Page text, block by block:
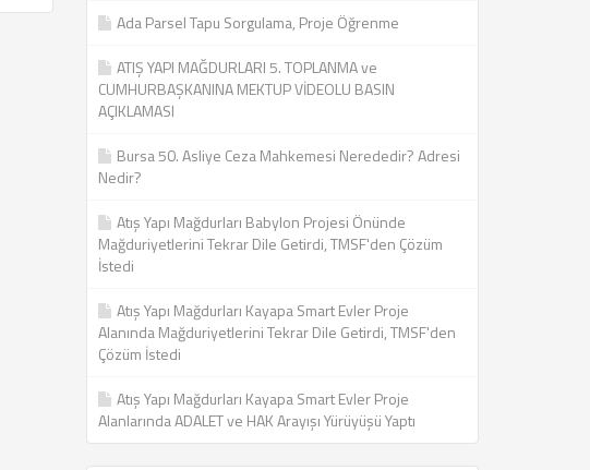
Ada Parsel Tapu Sorgulama, Proje Öğrenme
ATIŞ YAPI MAĞDURLARI 5. TOPLANMA ve
CUMHURBAŞKANINA MEKTUP VİDEOLU BASIN
AÇIKLAMASI
Bursa 50. Asliye Ceza Mahkemesi Nerededir? Adresi
Nedir?
Atış Yapı Mağdurları Babylon Projesi Önünde
Mağduriyetlerini Tekrar Dile Getirdi, TMSF'den Çözüm
İstedi
Atış Yapı Mağdurları Kayapa Smart Evler Proje
Alanında Mağduriyetlerini Tekrar Dile Getirdi, TMSF'den
Çözüm İstedi
Atış Yapı Mağdurları Kayapa Smart Evler Proje
Alanlarında ADALET ve HAK Arayışı Yürüyüşü Yaptı